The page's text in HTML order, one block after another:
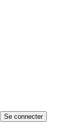
Se connecter